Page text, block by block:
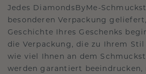
Jedes DiamondsByMe-
besonderen Verpackung
Geschichte Ihres Geschenks
die Verpackung, die zu Ihrem
wie viel Ihnen an dem
werden garantiert beeindrucken,